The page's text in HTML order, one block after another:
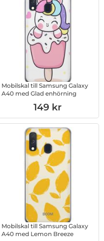
Mobilskal till Samsung Galaxy
A40 med Glad enhörning
Art. nr 1003012791
149 kr
Mobilskal till Samsung Galaxy
A40 med Lemon Breeze